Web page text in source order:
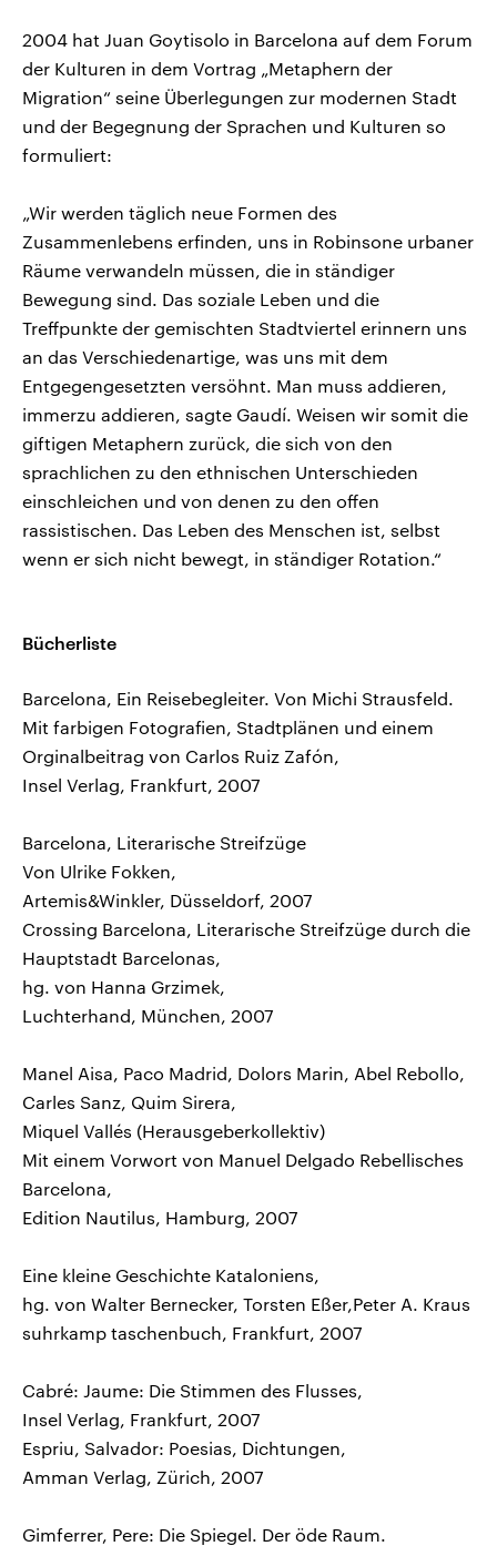
2004 hat Juan Goytisolo in Barcelona auf dem Forum
der Kulturen in dem Vortrag „Metaphern der
Migration“ seine Überlegungen zur modernen Stadt
und der Begegnung der Sprachen und Kulturen so
formuliert:
„Wir werden täglich neue Formen des
Zusammenlebens erfinden, uns in Robinsone urbaner
Räume verwandeln müssen, die in ständiger
Bewegung sind. Das soziale Leben und die
Treffpunkte der gemischten Stadtviertel erinnern uns
an das Verschiedenartige, was uns mit dem
Entgegengesetzten versöhnt. Man muss addieren,
immerzu addieren, sagte Gaudí. Weisen wir somit die
giftigen Metaphern zurück, die sich von den
sprachlichen zu den ethnischen Unterschieden
einschleichen und von denen zu den offen
rassistischen. Das Leben des Menschen ist, selbst
wenn er sich nicht bewegt, in ständiger Rotation.“
Bücherliste
Barcelona, Ein Reisebegleiter. Von Michi Strausfeld.
Mit farbigen Fotografien, Stadtplänen und einem
Orginalbeitrag von Carlos Ruiz Zafón,
Insel Verlag, Frankfurt, 2007
Barcelona, Literarische Streifzüge
Von Ulrike Fokken,
Artemis&Winkler, Düsseldorf, 2007
Crossing Barcelona, Literarische Streifzüge durch die
Hauptstadt Barcelonas,
hg. von Hanna Grzimek,
Luchterhand, München, 2007
Manel Aisa, Paco Madrid, Dolors Marin, Abel Rebollo,
Carles Sanz, Quim Sirera,
Miquel Vallés (Herausgeberkollektiv)
Mit einem Vorwort von Manuel Delgado Rebellisches
Barcelona,
Edition Nautilus, Hamburg, 2007
Eine kleine Geschichte Kataloniens,
hg. von Walter Bernecker, Torsten Eßer,Peter A. Kraus
suhrkamp taschenbuch, Frankfurt, 2007
Cabré: Jaume: Die Stimmen des Flusses,
Insel Verlag, Frankfurt, 2007
Espriu, Salvador: Poesias, Dichtungen,
Amman Verlag, Zürich, 2007
Gimferrer, Pere: Die Spiegel. Der öde Raum.